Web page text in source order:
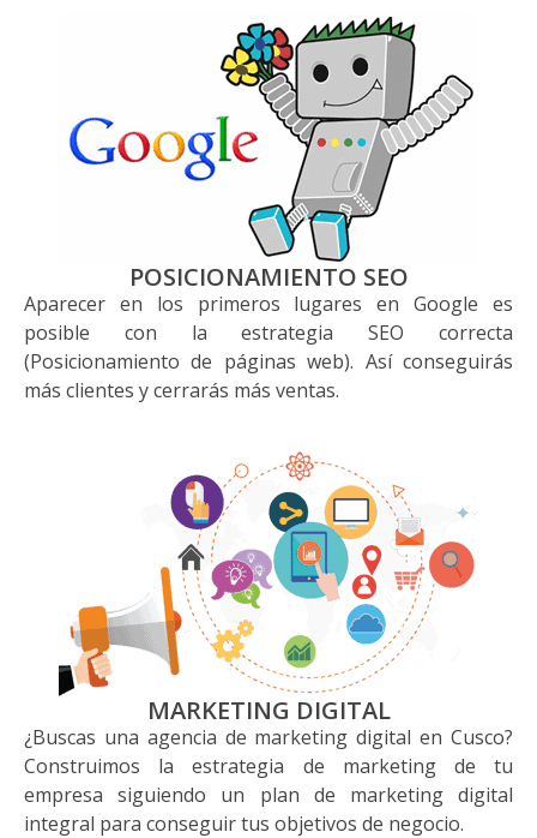
POSICIONAMIENTO SEO
Aparecer en los primeros lugares en Google es
posible con la estrategia SEO correcta
(Posicionamiento de páginas web). Así conseguirás
más clientes y cerrarás más ventas.
MARKETING DIGITAL
¿Buscas una agencia de marketing digital en Cusco?
Construimos la estrategia de marketing de tu
empresa siguiendo un plan de marketing digital
integral para conseguir tus objetivos de negocio.